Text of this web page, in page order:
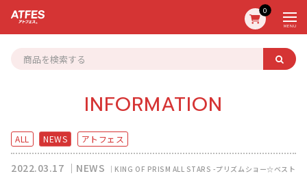
0
MENU
INFORMATION
ALL NEWS アトフェス
2022.03.17 NEWS
KING OF PRISM ALL STARS -プリズムショー☆ベスト